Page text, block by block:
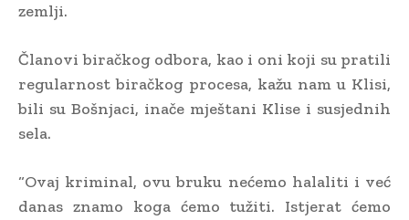
zemlji.
Članovi biračkog odbora, kao i oni koji su pratili
regularnost biračkog procesa, kažu nam u Klisi,
bili su Bošnjaci, inače mještani Klise i susjednih
sela.
“Ovaj kriminal, ovu bruku nećemo halaliti i već
danas znamo koga ćemo tužiti. Istjerat ćemo